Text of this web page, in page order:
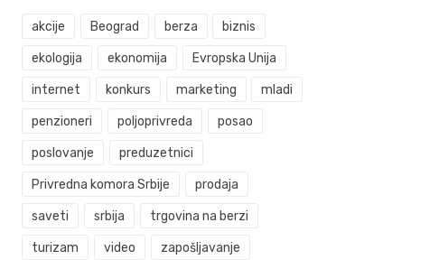
akcije Beograd berza biznis
ekologija ekonomija Evropska Unija
internet konkurs marketing mladi
penzioneri poljoprivreda posao
poslovanje preduzetnici
Privredna komora Srbije prodaja
saveti srbija trgovina na berzi
turizam video zapošljavanje